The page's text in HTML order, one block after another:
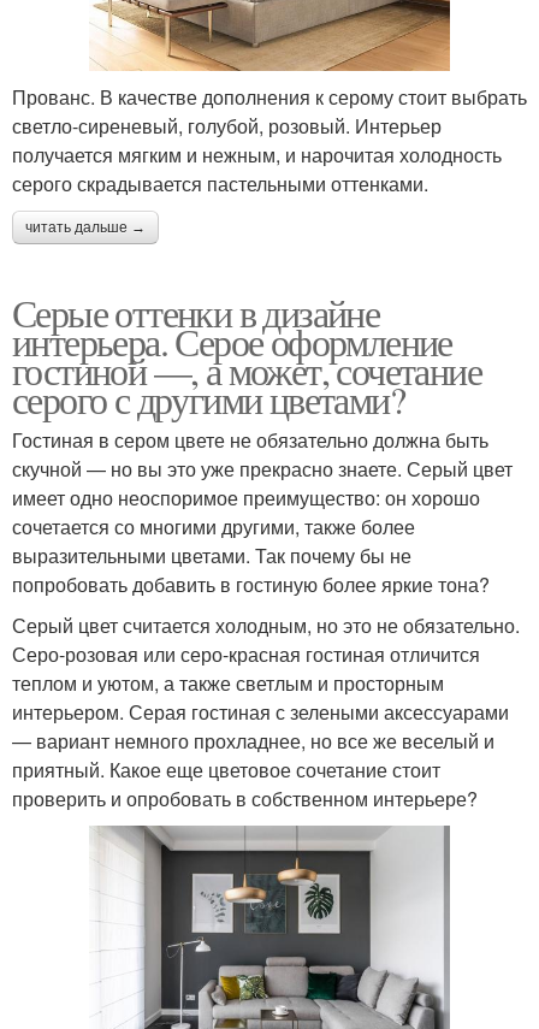
Прованс. В качестве дополнения к серому стоит выбрать
светло-сиреневый, голубой, розовый. Интерьер
получается мягким и нежным, и нарочитая холодность
серого скрадывается пастельными оттенками.
читать дальше →
Серые оттенки в дизайне
интерьера. Серое оформление
гостиной —, а может, сочетание
серого с другими цветами?
Гостиная в сером цвете не обязательно должна быть
скучной — но вы это уже прекрасно знаете. Серый цвет
имеет одно неоспоримое преимущество: он хорошо
сочетается со многими другими, также более
выразительными цветами. Так почему бы не
попробовать добавить в гостиную более яркие тона?
Серый цвет считается холодным, но это не обязательно.
Серо-розовая или серо-красная гостиная отличится
теплом и уютом, а также светлым и просторным
интерьером. Серая гостиная с зелеными аксессуарами
— вариант немного прохладнее, но все же веселый и
приятный. Какое еще цветовое сочетание стоит
проверить и опробовать в собственном интерьере?